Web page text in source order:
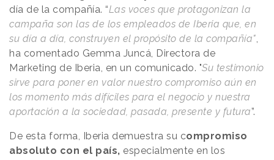
día de la compañía. “Las voces que protagonizan la
campaña son las de los empleados de Iberia que, en
su día a día, construyen el propósito de la compañía",
ha comentado Gemma Juncá, Directora de
Marketing de Iberia, en un comunicado. "Su testimonio
sirve para poner en valor nuestro compromiso aún en
los momento más difíciles para el negocio y nuestra
aportación a la sociedad, pasada, presente y futura”.
De esta forma, Iberia demuestra su compromiso
absoluto con el país, especialmente en los